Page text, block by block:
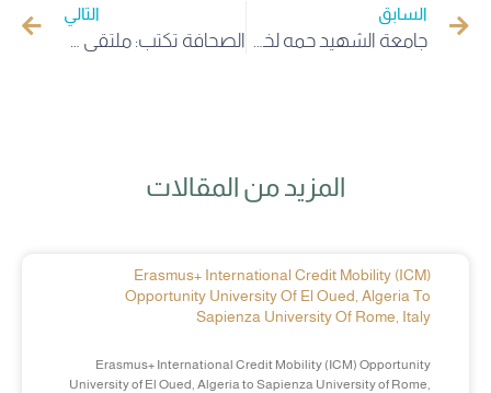
السابق التالي
المزيد من المقالات
Erasmus+ International Credit Mobility (ICM)
Opportunity University Of El Oued, Algeria To
Sapienza University Of Rome, Italy
Erasmus+ International Credit Mobility (ICM) Opportunity
University of El Oued, Algeria to Sapienza University of Rome,